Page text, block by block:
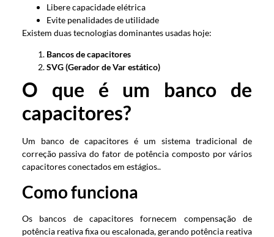
Libere capacidade elétrica
Evite penalidades de utilidade
Existem duas tecnologias dominantes usadas hoje:
Bancos de capacitores
SVG (Gerador de Var estático)
O que é um banco de
capacitores?
Um banco de capacitores é um sistema tradicional de
correção passiva do fator de potência composto por vários
capacitores conectados em estágios..
Como funciona
Os bancos de capacitores fornecem compensação de
potência reativa fixa ou escalonada, gerando potência reativa